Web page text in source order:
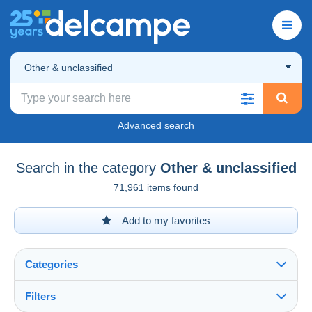
Other & unclassified
Advanced search
Search in the category Other & unclassified
71,961 items found
Add to my favorites
Categories
Filters